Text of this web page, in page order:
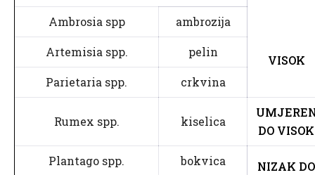
VISOK
Ambrosia spp ambrozija
Artemisia spp. pelin
Parietaria spp. crkvina
Rumex spp. kiselica
DO VISOK
Plantago spp. bokvica
NIZAK DO